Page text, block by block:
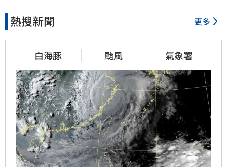
熱搜新聞 更多
白海豚 颱風 氣象署